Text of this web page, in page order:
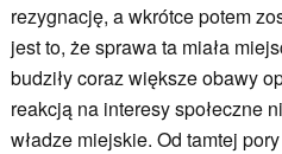
rezygnację, a wkrótce potem
jest to, że sprawa ta miała
budziły coraz większe obawy
reakcją na interesy społeczne
władze miejskie. Od tamtej